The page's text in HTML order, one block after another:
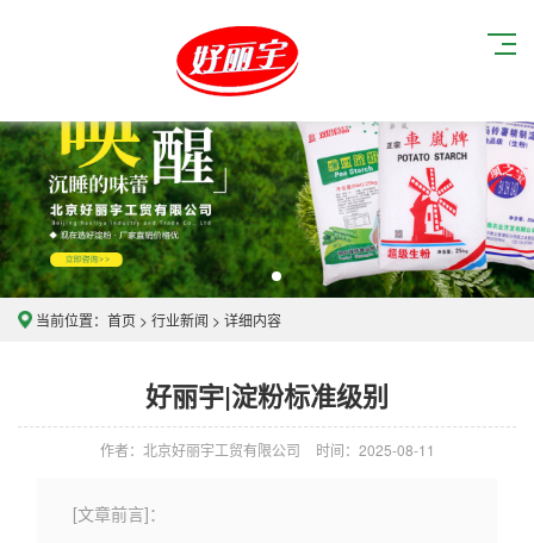
当前位置： 首页 > 行业新闻 > 详细内容
好丽宇|淀粉标准级别
作者：北京好丽宇工贸有限公司 时间：2025-08-11
[文章前言]：